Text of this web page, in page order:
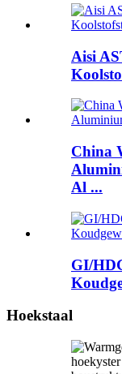
Aisi
China
Al ...
GI/
Hoekstaal